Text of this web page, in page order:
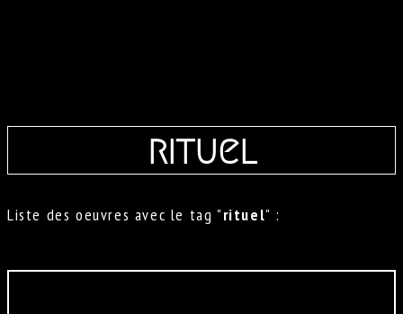
rituel
Liste des oeuvres avec le tag "rituel" :